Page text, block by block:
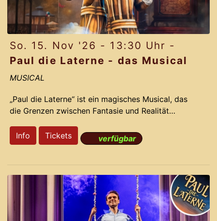
So. 15. Nov '26 - 13:30 Uhr -
Paul die Laterne - das Musical
MUSICAL
„Paul die Laterne“ ist ein magisches Musical, das
die Grenzen zwischen Fantasie und Realität
Erfolgsproduzenten des Gloria-Theaters nehmen
Dich mit auf eine irrwitzige Reise voller Romantik,
Musical LICHTERLOH aus dem Jahr 2012 gelingt
Komponist Jochen Frank Schmidt und seinem
Team ein Remake, das das Originals mit neuen
bahnbrechenden Ideen vergoldet.
Info Tickets verfügbar